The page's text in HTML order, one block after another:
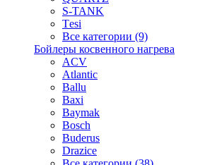
S-TANK
Tеsi
Все категории (9)
Бойлеры косвенного нагрева
ACV
Atlantic
Ballu
Baxi
Baymak
Bosch
Buderus
Drazice